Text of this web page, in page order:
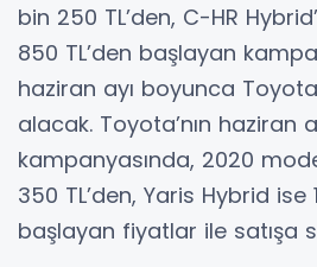
bin 250 TL’den, C-HR
850 TL’den başlayan
haziran ayı boyunca
alacak. Toyota’nın haziran
kampanyasında, 2020
350 TL’den, Yaris Hybrid ise
başlayan fiyatlar ile satışa